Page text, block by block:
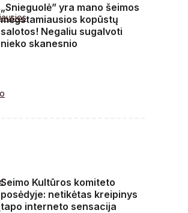
„Snieguolė” yra mano šeimos
mėgstamiausios kopūstų
salotos! Negaliu sugalvoti
nieko skanesnio
Seimo Kultūros komiteto
posėdyje: netikėtas kreipinys
tapo interneto sensacija